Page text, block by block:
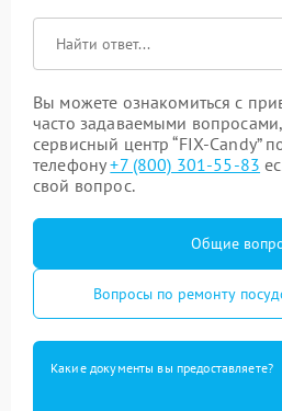
Вы можете ознакомиться с
часто задаваемыми
сервисный центр “FIX-Candy”
телефону+7 (800) 301-55-83
свой вопрос.
Общие
Вопросы по ремонту
Какие документы вы предоставляете?